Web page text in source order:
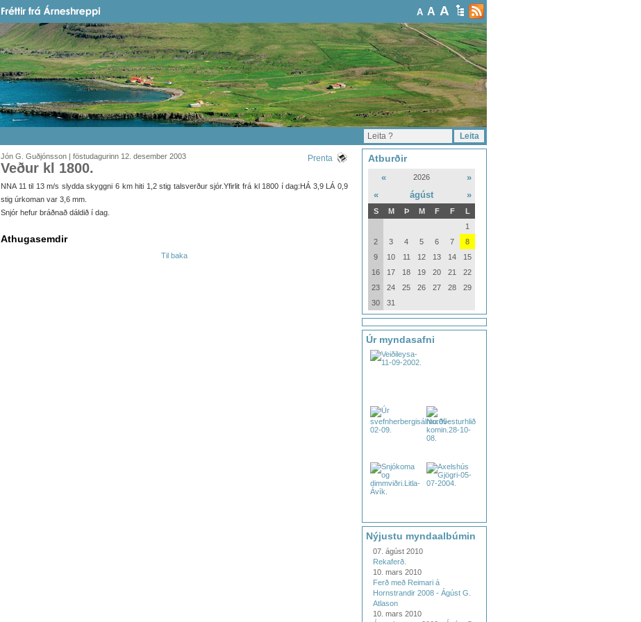
A A A
Jón G. Guðjónsson | föstudagurinn 12. desember 2003 Prenta
Veður kl 1800.
NNA 11 til 13 m/s slydda skyggni 6 km hiti 1,2 stig talsverður sjór.Yfirlit frá kl 1800 í dag:HÁ 3,9 LÁ 0,9
stig úrkoman var 3,6 mm.
Snjór hefur bráðnað dáldið í dag.
Athugasemdir
Til baka
Atburðir
« 2026
»
«
ágúst »
S M Þ M F F
L
1
2
3 4 5 6 7
8
9
10 11 12 13 14
15
16
17 18 19 20 21
22
23
24 25 26 27 28
29
30
31
Úr myndasafni
Nýjustu myndaalbúmin
07. ágúst 2010
Rekaferð.
10. mars 2010
Ferð með Reimari á
Hornstrandir 2008 - Ágúst G.
Atlason
10. mars 2010